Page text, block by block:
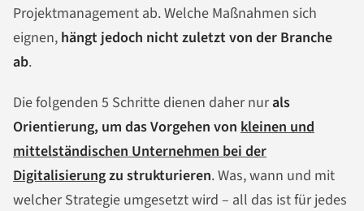
Projektmanagement ab. Welche Maßnahmen sich
eignen, hängt jedoch nicht zuletzt von der Branche
ab.
Die folgenden 5 Schritte dienen daher nurals
Orientierung, um das Vorgehen von kleinen und
mittelständischen Unternehmen bei der
Digitalisierungzu strukturieren. Was, wann und mit
welcher Strategie umgesetzt wird – all das ist für jedes